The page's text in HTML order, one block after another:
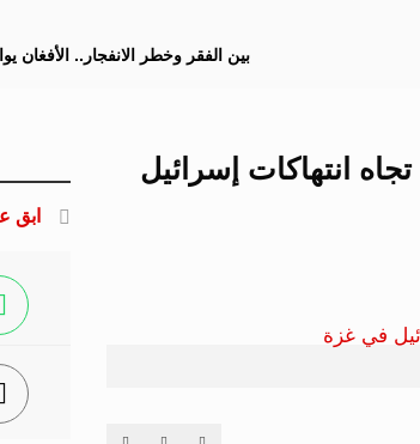
بين الفقر وخطر الانفجار.. الأفغان
انتهاكات إسرائيل
ابق